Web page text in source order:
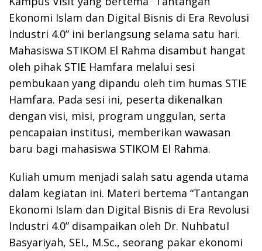
Ekonomi Islam dan Digital Bisnis di Era Revolusi
Industri 4.0” ini berlangsung selama satu hari.
Mahasiswa STIKOM El Rahma disambut hangat
oleh pihak STIE Hamfara melalui sesi
pembukaan yang dipandu oleh tim humas STIE
Hamfara. Pada sesi ini, peserta dikenalkan
dengan visi, misi, program unggulan, serta
pencapaian institusi, memberikan wawasan
baru bagi mahasiswa STIKOM El Rahma.
Kuliah umum menjadi salah satu agenda utama
dalam kegiatan ini. Materi bertema “Tantangan
Ekonomi Islam dan Digital Bisnis di Era Revolusi
Industri 4.0” disampaikan oleh Dr. Nuhbatul
Basyariyah, SEI., M.Sc., seorang pakar ekonomi